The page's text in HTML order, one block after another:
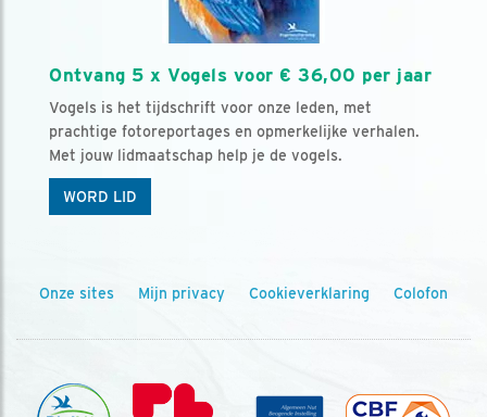
Ontvang 5 x Vogels voor € 36,00 per jaar
Vogels is het tijdschrift voor onze leden, met
prachtige fotoreportages en opmerkelijke verhalen.
Met jouw lidmaatschap help je de vogels.
WORD LID
Onze sites Mijn privacy Cookieverklaring Colofon